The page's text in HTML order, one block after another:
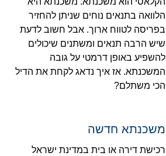
הלוואה בתנאים נוחים שניתן להחזיר
בפריסה לטווח ארוך. אבל חשוב לדעת
שיש הרבה תנאים ומשתנים שיכולים
להשפיע באופן דרמטי על גובה
המשכנתא. אז איך נדאג לקחת את הדיל
הכי משתלם?
משכנתא חדשה
רכישת דירה או בית במדינת ישראל